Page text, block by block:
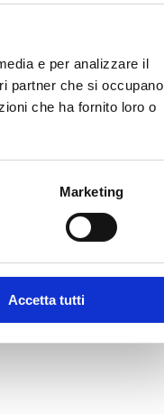
e per analizzare il
partner che si occupano
che ha fornito loro o
Marketing
Accetta tutti